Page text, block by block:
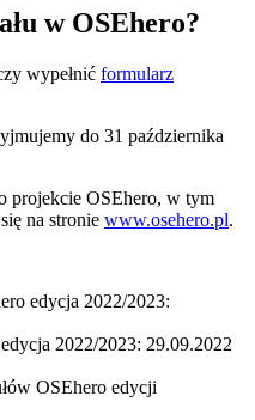
w OSEhero?
wypełnić formularz
do 31 października
projekcie OSEhero, w tym
na stronie www.osehero.pl.
edycja 2022/2023:
2022/2023: 29.09.2022
OSEhero edycji